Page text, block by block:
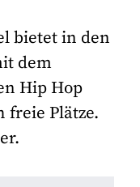
bietet in den
dem
Hip Hop
freie Plätze.